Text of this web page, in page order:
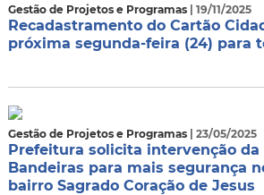
Gestão de Projetos e Programas | 19/11/2025
Recadastramento do Cartão
próxima segunda-feira (24) para
Gestão de Projetos e Programas | 23/05/2025
Prefeitura solicita intervenção da
Bandeiras para mais segurança
bairro Sagrado Coração de Jesus